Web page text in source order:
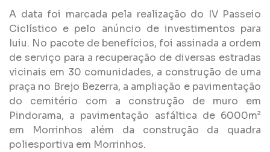
A data foi marcada pela realização do IV Passeio
Ciclístico e pelo anúncio de investimentos para
Iuiu. No pacote de benefícios, foi assinada a ordem
de serviço para a recuperação de diversas estradas
vicinais em 30 comunidades, a construção de uma
praça no Brejo Bezerra, a ampliação e pavimentação
do cemitério com a construção de muro em
Pindorama, a pavimentação asfáltica de 6000m²
em Morrinhos além da construção da quadra
poliesportiva em Morrinhos.